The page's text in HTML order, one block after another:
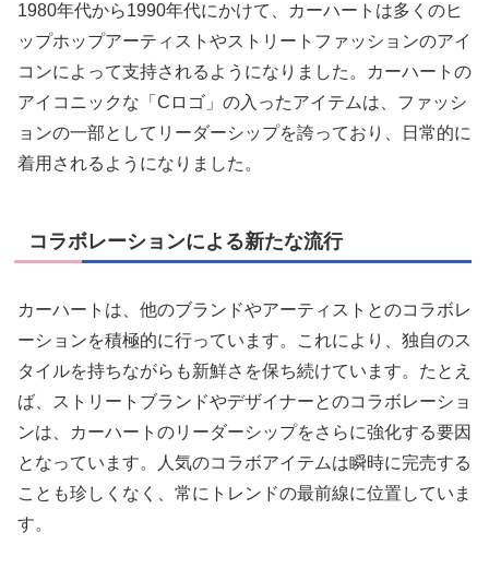
1980年代から1990年代にかけて、カーハートは多くのヒ
ップホップアーティストやストリートファッションのアイ
コンによって支持されるようになりました。カーハートの
アイコニックな「Cロゴ」の入ったアイテムは、ファッシ
ョンの一部としてリーダーシップを誇っており、日常的に
着用されるようになりました。
コラボレーションによる新たな流行
カーハートは、他のブランドやアーティストとのコラボレ
ーションを積極的に行っています。これにより、独自のス
タイルを持ちながらも新鮮さを保ち続けています。たとえ
ば、ストリートブランドやデザイナーとのコラボレーショ
ンは、カーハートのリーダーシップをさらに強化する要因
となっています。人気のコラボアイテムは瞬時に完売する
ことも珍しくなく、常にトレンドの最前線に位置していま
す。